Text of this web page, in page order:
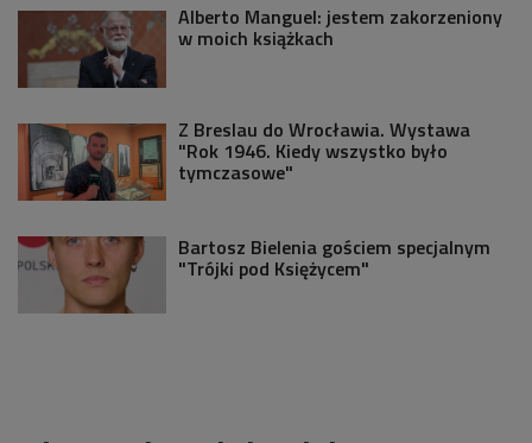
Alberto Manguel: jestem zakorzeniony
w moich książkach
Z Breslau do Wrocławia. Wystawa
"Rok 1946. Kiedy wszystko było
tymczasowe"
Bartosz Bielenia gościem specjalnym
"Trójki pod Księżycem"